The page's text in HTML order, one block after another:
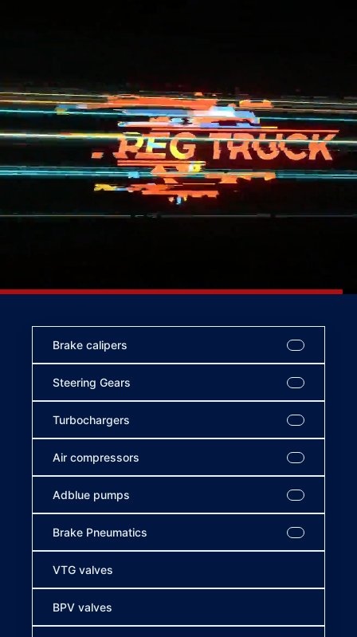
Brake calipers
Steering Gears
Turbochargers
Air compressors
Adblue pumps
Brake Pneumatics
VTG valves
BPV valves